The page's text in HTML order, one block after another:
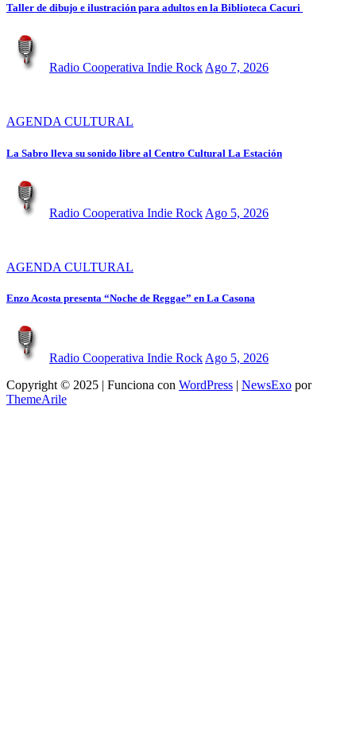
Taller de dibujo e ilustración para adultos en la Biblioteca Cacuri
Radio Cooperativa Indie Rock Ago 7, 2026
AGENDA CULTURAL
La Sabro lleva su sonido libre al Centro Cultural La Estación
Radio Cooperativa Indie Rock Ago 5, 2026
AGENDA CULTURAL
Enzo Acosta presenta “Noche de Reggae” en La Casona
Radio Cooperativa Indie Rock Ago 5, 2026
Copyright © 2025 | Funciona con WordPress | NewsExo por
ThemeArile